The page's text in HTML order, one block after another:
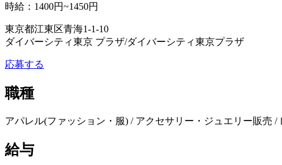
時給 ： 1400円~1450円
東京都江東区青海1-1-10
ダイバーシティ東京 プラザ/ダイバーシティ東京プラザ
応募する
職種
アパレル(ファッション・服) / アクセサリー・ジュエリー販売 /
給与